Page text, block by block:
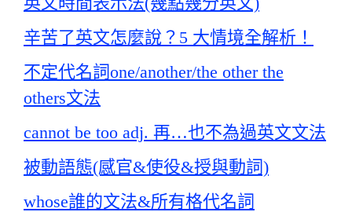
辛苦了英文怎麼說？5 大情境全解析！
不定代名詞one/another/the other the
others文法
cannot be too adj. 再…也不為過英文文法
被動語態(感官&使役&授與動詞)
whose誰的文法&所有格代名詞